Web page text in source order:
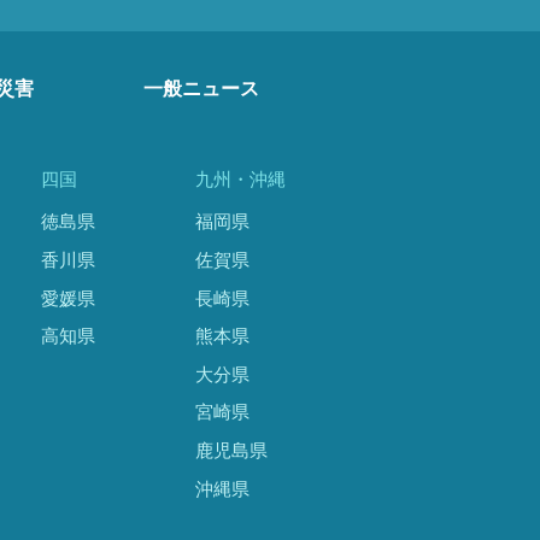
害 一般ニュース
四国
徳島県
香川県
愛媛県
高知県
九州・沖縄
福岡県
佐賀県
長崎県
熊本県
大分県
宮崎県
鹿児島県
沖縄県